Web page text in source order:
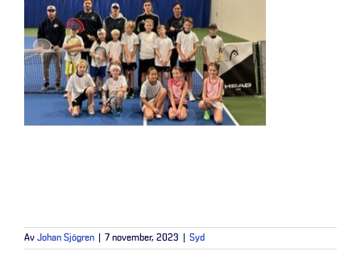
Av Johan Sjögren 7 november, 2023 Syd